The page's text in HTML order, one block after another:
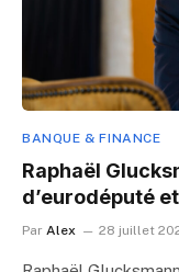
BANQUE & FINANCE
Raphaël
d’eurodéputé
Par Alex 28 juillet